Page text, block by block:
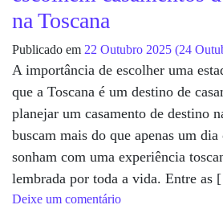
na Toscana
Publicado em 22 Outubro 2025 (24
A importância de escolher uma
que a Toscana é um destino de
planejar um casamento de destino
buscam mais do que apenas um
sonham com uma experiência
lembrada por toda a vida. Entre
Deixe um comentárioem Por que cada